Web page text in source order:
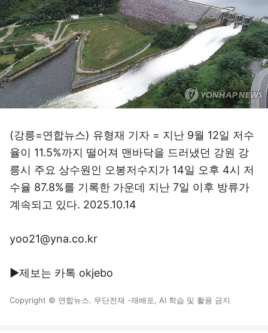
(강릉=연합뉴스) 유형재 기자 = 지난 9월 12일 저수
율이 11.5%까지 떨어져 맨바닥을 드러냈던 강원 강
릉시 주요 상수원인 오봉저수지가 14일 오후 4시 저
수율 87.8%를 기록한 가운데 지난 7일 이후 방류가
계속되고 있다. 2025.10.14
yoo21@yna.co.kr
▶제보는 카톡 okjebo
Copyright © 연합뉴스. 무단전재 -재배포, AI 학습 및 활용 금지